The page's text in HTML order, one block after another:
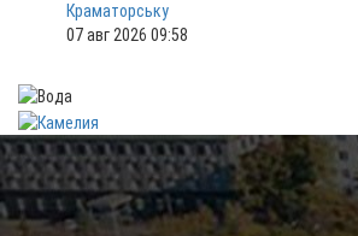
Краматорську
07 авг 2026 09:58